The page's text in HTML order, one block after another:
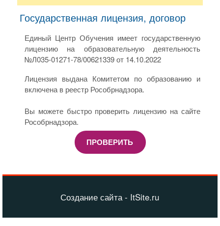
Государственная лицензия, договор
Единый Центр Обучения имеет государственную
лицензию на образовательную деятельность
№Л035-01271-78/00621339 от 14.10.2022
Лицензия выдана Комитетом по образованию и
включена в реестр Рособрнадзора.
Вы можете быстро проверить лицензию на сайте
Рособрнадзора.
ПРОВЕРИТЬ
Создание сайта - ItSite.ru